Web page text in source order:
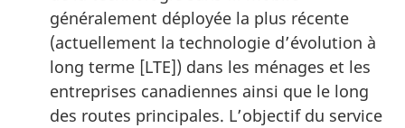
généralement déployée la plus récente
(actuellement la technologie d’évolution à
long terme [LTE]) dans les ménages et les
entreprises canadiennes ainsi que le long
des routes principales. L’objectif du service